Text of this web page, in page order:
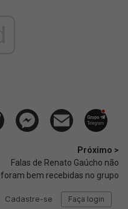
Próximo >
Falas de Renato Gaúcho não
foram bem recebidas no grupo